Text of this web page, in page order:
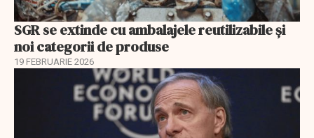
SGR se extinde cu ambalajele reutilizabile și
noi categorii de produse
19 FEBRUARIE 2026